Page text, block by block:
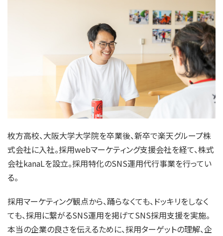
枚方高校、大阪大学大学院を卒業後、新卒で楽天グループ株
式会社に入社。採用webマーケティング支援会社を経て、株式
会社kanaLを設立。採用特化のSNS運用代行事業を行ってい
る。
採用マーケティング観点から、踊らなくても、ドッキリをしなく
ても、採用に繋がるSNS運用を掲げてSNS採用支援を実施。
本当の企業の良さを伝えるために、採用ターゲットの理解、企